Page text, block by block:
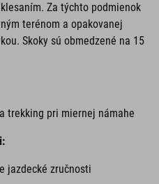
Za týchto podmienok
terénom a opakovanej
Skoky sú obmedzené na 15
trekking pri miernej námahe
jazdecké zručnosti